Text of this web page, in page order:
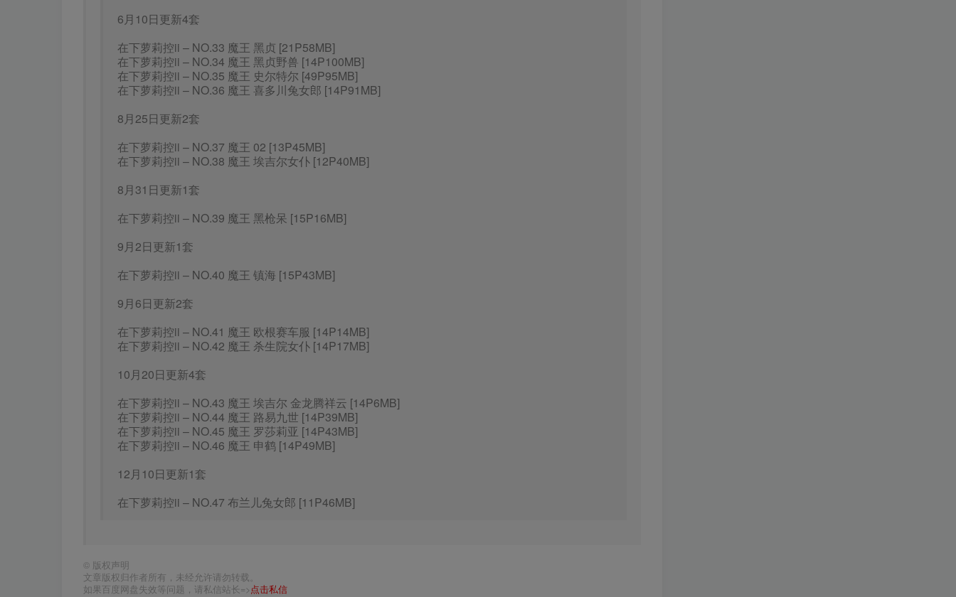
6月10日更新4套
在下萝莉控ii – NO.33 魔王 黑贞 [21P58MB]
在下萝莉控ii – NO.34 魔王 黑贞野兽 [14P100MB]
在下萝莉控ii – NO.35 魔王 史尔特尔 [49P95MB]
在下萝莉控ii – NO.36 魔王 喜多川兔女郎 [14P91MB]
8月25日更新2套
在下萝莉控ii – NO.37 魔王 02 [13P45MB]
在下萝莉控ii – NO.38 魔王 埃吉尔女仆 [12P40MB]
8月31日更新1套
在下萝莉控ii – NO.39 魔王 黑枪呆 [15P16MB]
9月2日更新1套
在下萝莉控ii – NO.40 魔王 镇海 [15P43MB]
9月6日更新2套
在下萝莉控ii – NO.41 魔王 欧根赛车服 [14P14MB]
在下萝莉控ii – NO.42 魔王 杀生院女仆 [14P17MB]
10月20日更新4套
在下萝莉控ii – NO.43 魔王 埃吉尔 金龙腾祥云 [14P6MB]
在下萝莉控ii – NO.44 魔王 路易九世 [14P39MB]
在下萝莉控ii – NO.45 魔王 罗莎莉亚 [14P43MB]
在下萝莉控ii – NO.46 魔王 申鹤 [14P49MB]
12月10日更新1套
在下萝莉控ii – NO.47 布兰儿兔女郎 [11P46MB]
© 版权声明
文章版权归作者所有，未经允许请勿转载。
如果百度网盘失效等问题，请私信站长=>点击私信